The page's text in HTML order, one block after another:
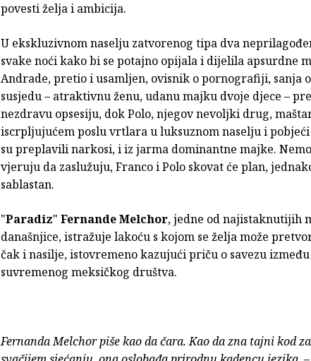
povesti želja i ambicija.
U ekskluzivnom naselju zatvorenog tipa dva
svake noći kako bi se potajno opijala i dijelila apsurdne
Andrade, pretio i usamljen, ovisnik o pornografiji, sanja
susjedu – atraktivnu ženu, udanu majku dvoje djece –
nezdravu opsesiju, dok Polo, njegov nevoljki drug,
iscrpljujućem poslu vrtlara u luksuznom naselju i
su preplavili narkosi, i iz jarma dominantne majke.
vjeruju da zaslužuju, Franco i Polo skovat će plan,
sablastan.
"Paradiz" Fernande Melchor, jedne od najistaknutijih
današnjice, istražuje lakoću s kojom se želja može
čak i nasilje, istovremeno kazujući priču o savezu
suvremenog meksičkog društva.
Fernanda Melchor piše kao da čara. Kao da zna tajni kod